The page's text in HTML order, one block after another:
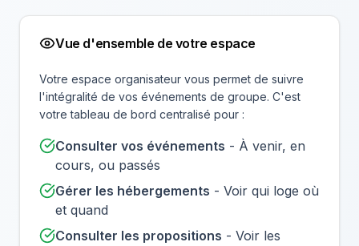
Vue d'ensemble de votre espace
Votre espace organisateur vous permet de suivre
l'intégralité de vos événements de groupe. C'est
votre tableau de bord centralisé pour :
Consulter vos événements - À venir, en
cours, ou passés
Gérer les hébergements - Voir qui loge où
et quand
Consulter les propositions - Voir les